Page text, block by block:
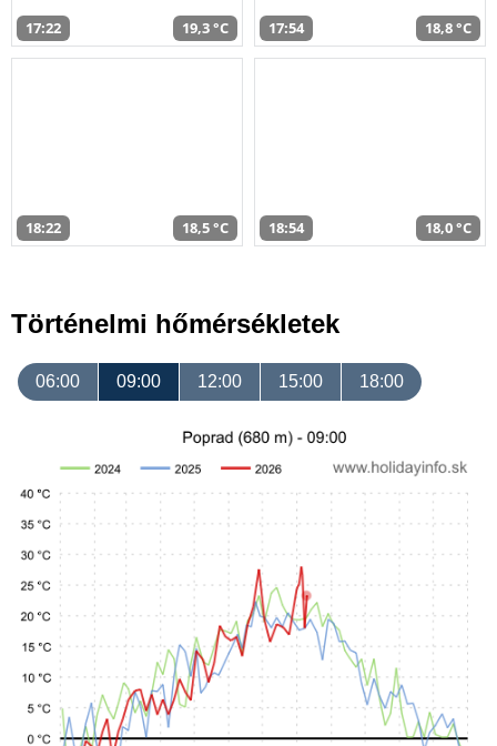
17:22 19,3 °C 17:54 18,8 °C
18:22 18,5 °C 18:54 18,0 °C
Történelmi hőmérsékletek
06:00 09:00 12:00 15:00 18:00